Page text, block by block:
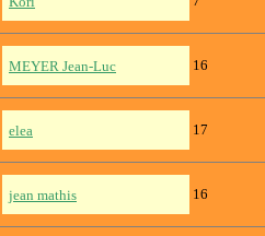
MEYER Jean-Luc 16
elea 17
jean mathis 16